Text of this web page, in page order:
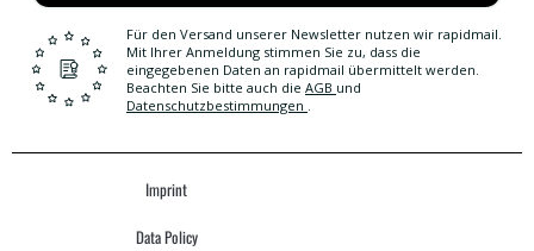
Für den Versand unserer Newsletter nutzen wir rapidmail.
Mit Ihrer Anmeldung stimmen Sie zu, dass die
eingegebenen Daten an rapidmail übermittelt werden.
Beachten Sie bitte auch die AGB und
Datenschutzbestimmungen
Imprint
Data Policy